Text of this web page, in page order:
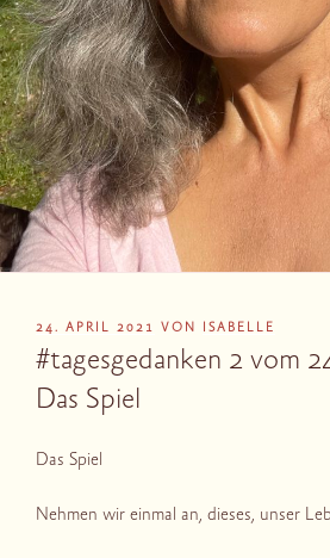
VERÖFFENTLICHT
AM
24. APRIL 2021 VON ISABELLE
#tagesgedanken 2 vom
Das Spiel
Das Spiel
Nehmen wir einmal an, dieses, unser